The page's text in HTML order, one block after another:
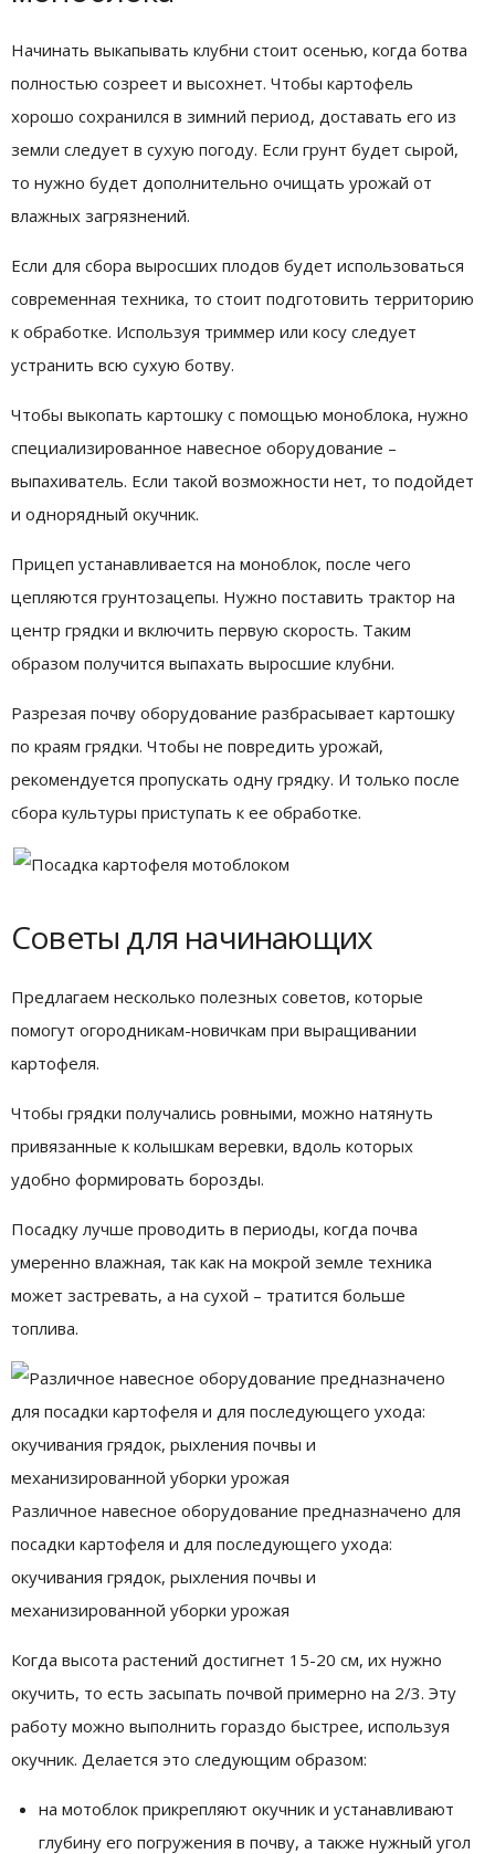
Начинать выкапывать клубни стоит осенью, когда ботва
полностью созреет и высохнет. Чтобы картофель
хорошо сохранился в зимний период, доставать его из
земли следует в сухую погоду. Если грунт будет сырой,
то нужно будет дополнительно очищать урожай от
влажных загрязнений.
Если для сбора выросших плодов будет использоваться
современная техника, то стоит подготовить территорию
к обработке. Используя триммер или косу следует
устранить всю сухую ботву.
Чтобы выкопать картошку с помощью моноблока, нужно
специализированное навесное оборудование –
выпахиватель. Если такой возможности нет, то подойдет
и однорядный окучник.
Прицеп устанавливается на моноблок, после чего
цепляются грунтозацепы. Нужно поставить трактор на
центр грядки и включить первую скорость. Таким
образом получится выпахать выросшие клубни.
Разрезая почву оборудование разбрасывает картошку
по краям грядки. Чтобы не повредить урожай,
рекомендуется пропускать одну грядку. И только после
сбора культуры приступать к ее обработке.
Советы для начинающих
Предлагаем несколько полезных советов, которые
помогут огородникам-новичкам при выращивании
картофеля.
Чтобы грядки получались ровными, можно натянуть
привязанные к колышкам веревки, вдоль которых
удобно формировать борозды.
Посадку лучше проводить в периоды, когда почва
умеренно влажная, так как на мокрой земле техника
может застревать, а на сухой – тратится больше
топлива.
Различное навесное оборудование предназначено для
посадки картофеля и для последующего ухода:
окучивания грядок, рыхления почвы и
механизированной уборки урожая
Когда высота растений достигнет 15-20 см, их нужно
окучить, то есть засыпать почвой примерно на 2/3. Эту
работу можно выполнить гораздо быстрее, используя
окучник. Делается это следующим образом:
на мотоблок прикрепляют окучник и устанавливают
глубину его погружения в почву, а также нужный угол